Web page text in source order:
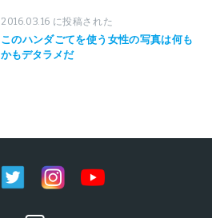
2016.03.16 に投稿された
このハンダごてを使う女性の写真は何も
かもデタラメだ